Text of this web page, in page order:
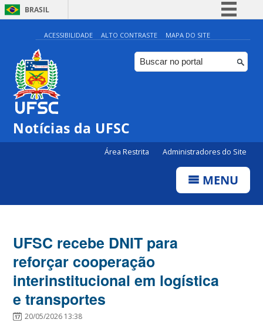
BRASIL
Simplifique!
Comunica BR
Participe
ACESSIBILIDADE ALTO CONTRASTE MAPA DO SITE
Notícias da UFSC
Área Restrita Administradores do Site
MENU
UFSC recebe DNIT para
reforçar cooperação
interinstitucional em logística
e transportes
20/05/2026 13:38